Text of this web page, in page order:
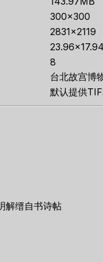
300×300
2831×2119
23.96×17.94
8
台北故宫博
默认提供
缙自书诗帖